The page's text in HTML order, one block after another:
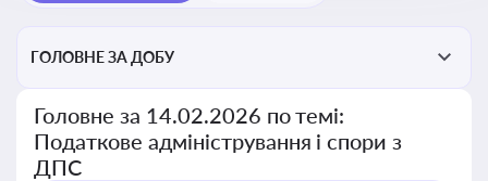
ГОЛОВНЕ ЗА ДОБУ
Головне за 14.02.2026 по темі:
Податкове адміністрування і спори з
ДПС